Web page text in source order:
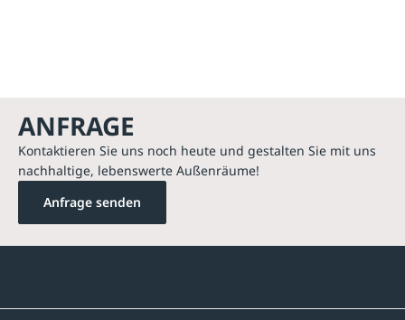
ANFRAGE
Kontaktieren Sie uns noch heute und gestalten Sie mit uns
nachhaltige, lebenswerte Außenräume!
Anfrage senden